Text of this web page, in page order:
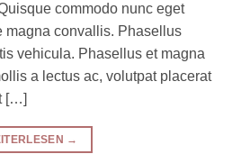
commodo nunc eget
magna convallis. Phasellus
vehicula. Phasellus et magna
a lectus ac, volutpat placerat
[…]
→